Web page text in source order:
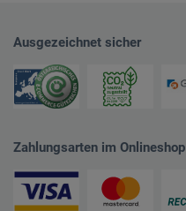
Ausgezeichnet sicher
Zahlungsarten im Onlineshop